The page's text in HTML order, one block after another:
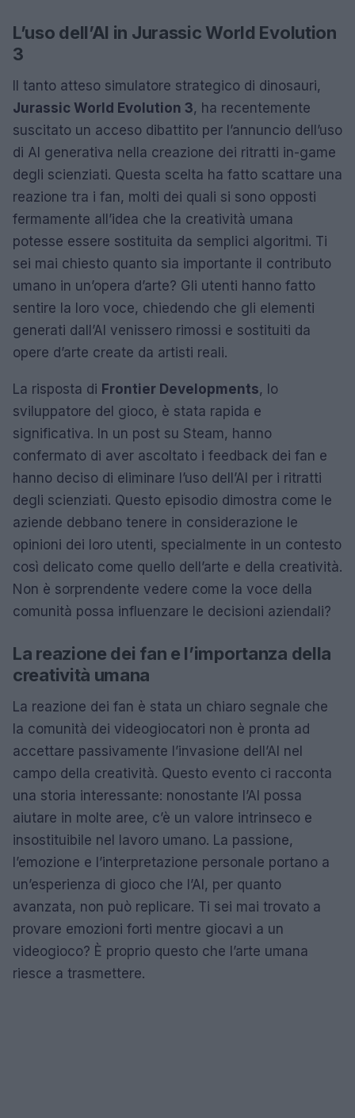
L’uso dell’AI in Jurassic World Evolution
3
Il tanto atteso simulatore strategico di dinosauri,
Jurassic World Evolution 3, ha recentemente
suscitato un acceso dibattito per l’annuncio dell’uso
di AI generativa nella creazione dei ritratti in-game
degli scienziati. Questa scelta ha fatto scattare una
reazione tra i fan, molti dei quali si sono opposti
fermamente all’idea che la creatività umana
potesse essere sostituita da semplici algoritmi. Ti
sei mai chiesto quanto sia importante il contributo
umano in un’opera d’arte? Gli utenti hanno fatto
sentire la loro voce, chiedendo che gli elementi
generati dall’AI venissero rimossi e sostituiti da
opere d’arte create da artisti reali.
La risposta di Frontier Developments, lo
sviluppatore del gioco, è stata rapida e
significativa. In un post su Steam, hanno
confermato di aver ascoltato i feedback dei fan e
hanno deciso di eliminare l’uso dell’AI per i ritratti
degli scienziati. Questo episodio dimostra come le
aziende debbano tenere in considerazione le
opinioni dei loro utenti, specialmente in un contesto
così delicato come quello dell’arte e della creatività.
Non è sorprendente vedere come la voce della
comunità possa influenzare le decisioni aziendali?
La reazione dei fan e l’importanza della
creatività umana
La reazione dei fan è stata un chiaro segnale che
la comunità dei videogiocatori non è pronta ad
accettare passivamente l’invasione dell’AI nel
campo della creatività. Questo evento ci racconta
una storia interessante: nonostante l’AI possa
aiutare in molte aree, c’è un valore intrinseco e
insostituibile nel lavoro umano. La passione,
l’emozione e l’interpretazione personale portano a
un’esperienza di gioco che l’AI, per quanto
avanzata, non può replicare. Ti sei mai trovato a
provare emozioni forti mentre giocavi a un
videogioco? È proprio questo che l’arte umana
riesce a trasmettere.